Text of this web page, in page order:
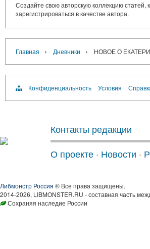
Создайте свою авторскую коллекцию
зарегистрироваться в качестве автора.
Главная › Дневники › НОВОЕ О
Конфиденциальность Условия
Контакты редакции
О проекте · Новости ·
Либмонстр Россия ® Все права защищены.
2014-2026, LIBMONSTER.RU - составная часть
Сохраняя наследие России